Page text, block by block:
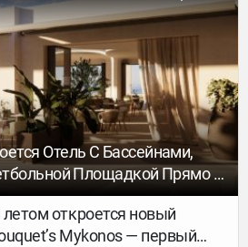
было. Но прогулка на
а впереди ждало
Отель С Бассейнами,
Площадкой Прямо В
откроется новый
Mykonos — первый